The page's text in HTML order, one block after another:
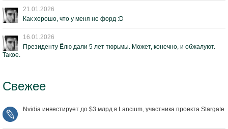
21.01.2026
Как хорошо, что у меня не форд :D
16.01.2026
Президенту Ёлю дали 5 лет тюрьмы. Может, конечно, и обжалуют.
Такое.
Свежее
Nvidia инвестирует до $3 млрд в Lancium, участника проекта Stargate